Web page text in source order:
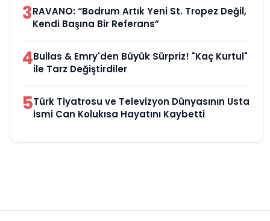
3RAVANO: “Bodrum Artık Yeni St. Tropez Değil,
Kendi Başına Bir Referans”
4Bullas & Emry'den Büyük Sürpriz! "Kaç Kurtul"
ile Tarz Değiştirdiler
5Türk Tiyatrosu ve Televizyon Dünyasının Usta
İsmi Can Kolukısa Hayatını Kaybetti